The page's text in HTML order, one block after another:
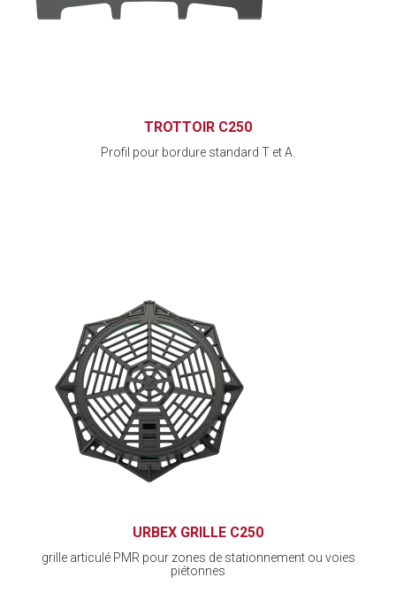
TROTTOIR C250
Profil pour bordure standard T et A.
URBEX GRILLE C250
grille articulé PMR pour zones de stationnement ou voies
piétonnes